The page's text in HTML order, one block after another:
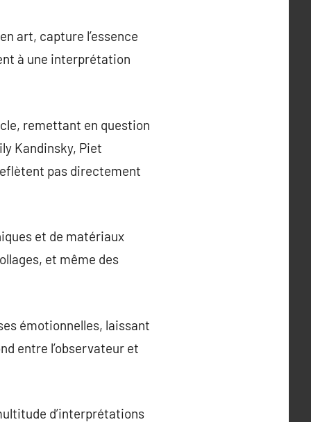
art, capture l’essence
à une interprétation
remettant en question
Kandinsky, Piet
pas directement
et de matériaux
et même des
émotionnelles, laissant
entre l’observateur et
d’interprétations